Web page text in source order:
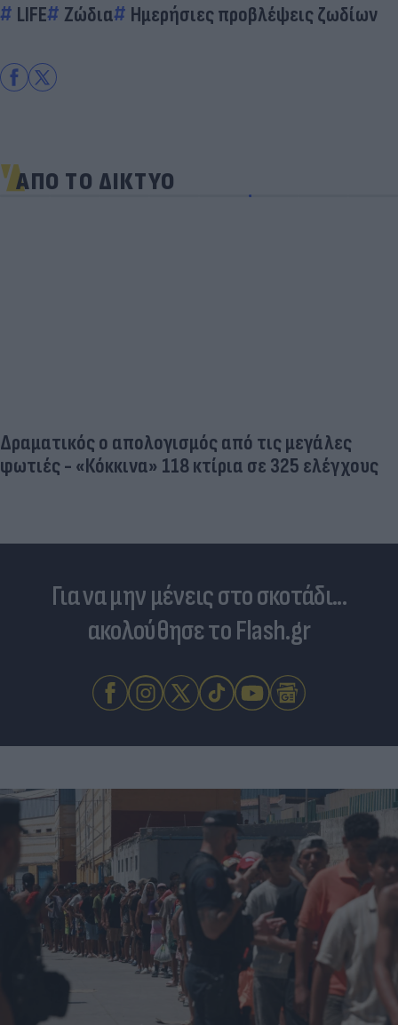
LIFE Ζώδια Ημερήσιες προβλέψεις ζωδίων
ΑΠΟ ΤΟ ΔΙΚΤΥΟ
Δραματικός ο απολογισμός από τις μεγάλες
φωτιές - «Κόκκινα» 118 κτίρια σε 325 ελέγχους
Για να μην μένεις στο σκοτάδι...
ακολούθησε το Flash.gr